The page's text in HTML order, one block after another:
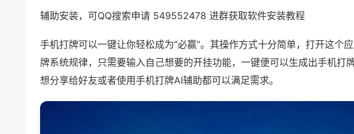
辅助安装，可QQ搜索申请 549552478 进群获取软件安装教程
手机打牌可以一键让你轻松成为“必赢”。其操作方式十分简单，打开这个
牌系统规律，只需要输入自己想要的开挂功能，一键便可以生成出手机打
想分享给好友或者使用手机打牌AI辅助都可以满足需求。